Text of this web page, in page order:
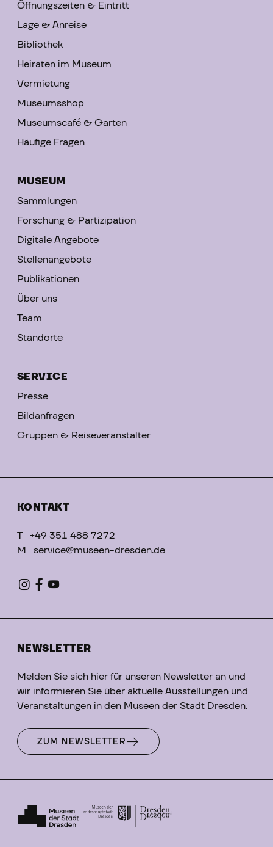
Öffnungszeiten & Eintritt
Lage & Anreise
Bibliothek
Heiraten im Museum
Vermietung
Museumsshop
Museumscafé & Garten
Häufige Fragen
MUSEUM
Sammlungen
Forschung & Partizipation
Digitale Angebote
Stellenangebote
Publikationen
Über uns
Team
Standorte
SERVICE
Presse
Bildanfragen
Gruppen & Reiseveranstalter
KONTAKT
T
+49 351 488 7272
M
service@museen-dresden.de
NEWSLETTER
Melden Sie sich hier für unseren Newsletter an und
wir informieren Sie über aktuelle Ausstellungen und
Veranstaltungen in den Museen der Stadt Dresden.
ZUM NEWSLETTER